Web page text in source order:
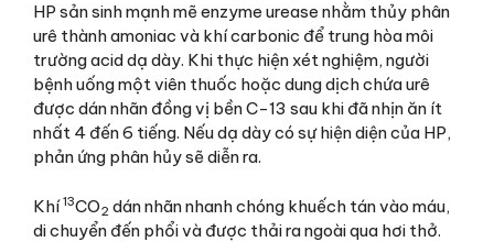
HP sản sinh mạnh mẽ enzyme urease nhằm thủy phân
urê thành amoniac và khí carbonic để trung hòa môi
trường acid dạ dày. Khi thực hiện xét nghiệm, người
bệnh uống một viên thuốc hoặc dung dịch chứa urê
được dán nhãn đồng vị bền C-13 sau khi đã nhịn ăn ít
nhất 4 đến 6 tiếng. Nếu dạ dày có sự hiện diện của HP,
phản ứng phân hủy sẽ diễn ra.
Khí13CO2 dán nhãn nhanh chóng khuếch tán vào máu,
di chuyển đến phổi và được thải ra ngoài qua hơi thở.